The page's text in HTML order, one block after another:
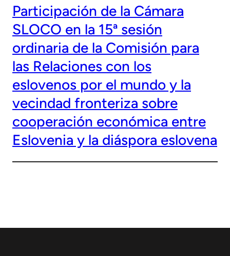
Participación de la Cámara
SLOCO en la 15ª sesión
ordinaria de la Comisión para
las Relaciones con los
eslovenos por el mundo y la
vecindad fronteriza sobre
cooperación económica entre
Eslovenia y la diáspora eslovena